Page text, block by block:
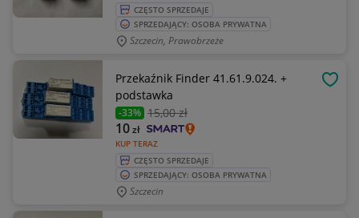
CZĘSTO SPRZEDAJE
SPRZEDAJĄCY: OSOBA PRYWATNA
Szczecin, Prawobrzeże
Przekaźnik Finder 41.61.9.024. +
podstawka
-33% 15,00 zł
KUP TERAZ
10zł
CZĘSTO SPRZEDAJE
SPRZEDAJĄCY: OSOBA PRYWATNA
Szczecin